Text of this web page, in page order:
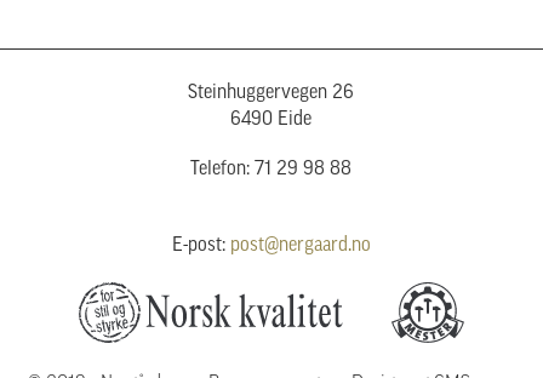
Steinhuggervegen 26
6490 Eide
Telefon: 71 29 98 88
E-post: post@nergaard.no